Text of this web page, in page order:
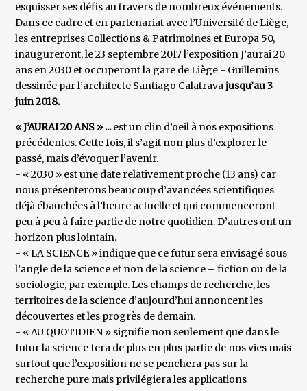
esquisser ses défis au travers de nombreux événements.
Dans ce cadre et en partenariat avec l’Université de Liège,
les entreprises Collections & Patrimoines et Europa 50,
inaugureront, le 23 septembre 2017 l’exposition J’aurai 20
ans en 2030 et occuperont la gare de Liège - Guillemins
dessinée par l’architecte Santiago Calatravajusqu’au 3
juin 2018.
« J’AURAI 20 ANS » ...est un clin d’oeil à nos expositions
précédentes. Cette fois, il s’agit non plus d’explorer le
passé, mais d’évoquer l’avenir.
- « 2030 » est une date relativement proche (13 ans) car
nous présenterons beaucoup d’avancées scientifiques
déjà ébauchées à l’heure actuelle et qui commenceront
peu à peu à faire partie de notre quotidien. D’autres ont un
horizon plus lointain.
- « LA SCIENCE » indique que ce futur sera envisagé sous
l’angle de la science et non de la science – fiction ou de la
sociologie, par exemple. Les champs de recherche, les
territoires de la science d’aujourd’hui annoncent les
découvertes et les progrès de demain.
- « AU QUOTIDIEN » signifie non seulement que dans le
futur la science fera de plus en plus partie de nos vies mais
surtout que l’exposition ne se penchera pas sur la
recherche pure mais privilégiera les applications